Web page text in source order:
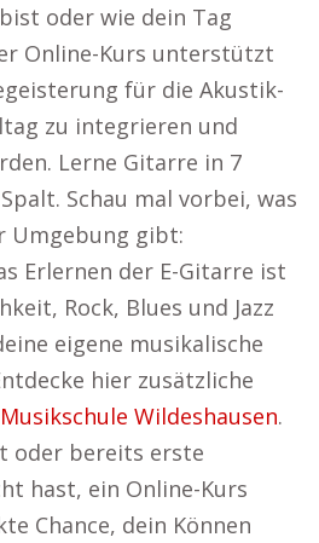
oder wie dein Tag
Online-Kurs unterstützt
für die Akustik-
zu integrieren und
Lerne Gitarre in 7
Schau mal vorbei, was
Umgebung gibt:
Erlernen der E-Gitarre ist
Rock, Blues und Jazz
eigene musikalische
hier zusätzliche
Musikschule Wildeshausen.
oder bereits erste
hast, ein Online-Kurs
Chance, dein Können